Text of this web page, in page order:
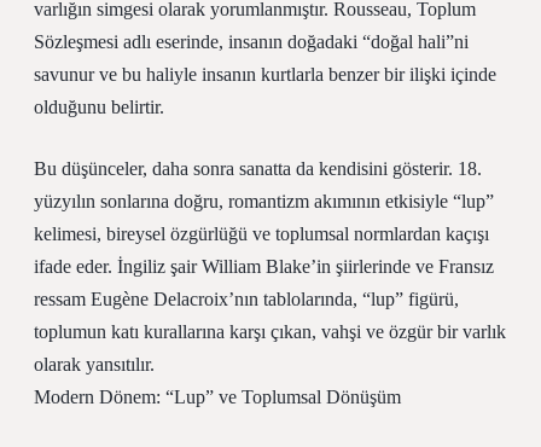
varlığın simgesi olarak yorumlanmıştır. Rousseau, Toplum
Sözleşmesi adlı eserinde, insanın doğadaki “doğal hali”ni
savunur ve bu haliyle insanın kurtlarla benzer bir ilişki içinde
olduğunu belirtir.
Bu düşünceler, daha sonra sanatta da kendisini gösterir. 18.
yüzyılın sonlarına doğru, romantizm akımının etkisiyle “lup”
kelimesi, bireysel özgürlüğü ve toplumsal normlardan kaçışı
ifade eder. İngiliz şair William Blake’in şiirlerinde ve Fransız
ressam Eugène Delacroix’nın tablolarında, “lup” figürü,
toplumun katı kurallarına karşı çıkan, vahşi ve özgür bir varlık
olarak yansıtılır.
Modern Dönem: “Lup” ve Toplumsal Dönüşüm